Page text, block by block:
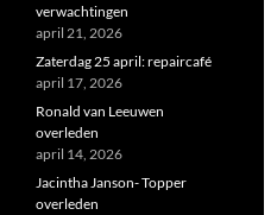
verwachtingen
april 21, 2026
Zaterdag 25 april: repaircafé
april 17, 2026
Ronald van Leeuwen
overleden
april 14, 2026
Jacintha Janson- Topper
overleden